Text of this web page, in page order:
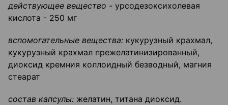
действующее вещество - урсодезоксихолевая
кислота - 250 мг
вспомогательные вещества: кукурузный крахмал,
кукурузный крахмал прежелатинизированный,
диоксид кремния коллоидный безводный, магния
стеарат
состав капсулы: желатин, титана диоксид.